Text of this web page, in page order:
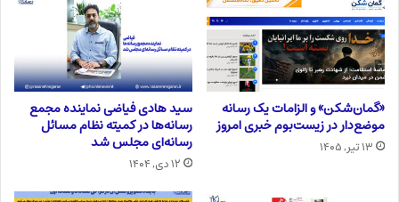
«گمان‌شکن» و الزامات یک رسانه
موضع‌دار در زیست‌بوم خبری امروز
۱۳ تیر, ۱۴۰۵
سید هادی فیاضی نماینده مجمع
رسانه‌ها در کمیته نظام مسائل
رسانه‌ای مجلس شد
۱۲ دی, ۱۴۰۴